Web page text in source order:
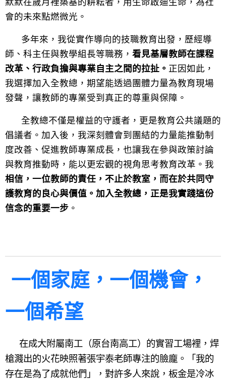
會的未來點燃微光。
多年來，我從實作導向的技職教育出發，歷經導
師、科主任與教學組長等職務， 看見基層教師在課程
改革、行政負擔與專業自主之間的拉扯。 正因如此，
我選擇加入全教總，期望能透過團體力量為教育現場
發聲，讓教師的專業受到真正的尊重與保障。
全教總不僅是權益的守護者，更是教育公共議題的
倡議者。加入後，我深刻體會到團結的力量能推動制
度改善、促進教師專業成長，也讓我在參與政策討論
與教育推動時，能以更宏觀的視角思考教育改革。我
相信，一位教師的責任，不止於教室，而在於共同守
護教育的良心與價值。加入全教總，正是我實踐這份
信念的重要一步 。
一個家庭，一個機會，
一個希望
在成大附屬南工（原台南高工）的實習工場裡，焊
槍濺出的火花映照著張宇泰老師專注的臉龐。「我的
存在是為了成就他們」，對許多人來說，板金是冷冰